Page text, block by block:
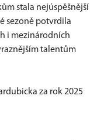
stala nejúspěšnější
sezoně potvrdila
i mezinárodních
talentům
za rok 2025